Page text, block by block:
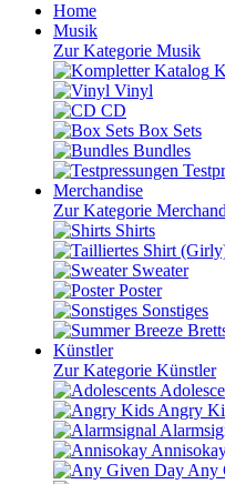
Home
Musik
Zur Kategorie Musik
Vinyl
CD
Box Sets
Bundles
Merchandise
Zur Kategorie
Shirts
Sweater
Poster
Sonstiges
Künstler
Zur Kategorie Künstler
Angry
Any